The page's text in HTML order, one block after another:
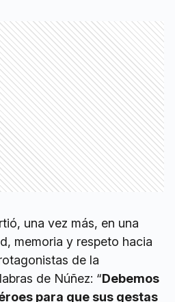
una vez más, en una
memoria y respeto hacia
de la
de Núñez: “Debemos
para que sus gestas